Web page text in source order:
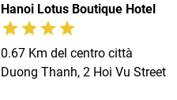
Hanoi Lotus Boutique Hotel
0.67 Km del centro città
Duong Thanh, 2 Hoi Vu Street